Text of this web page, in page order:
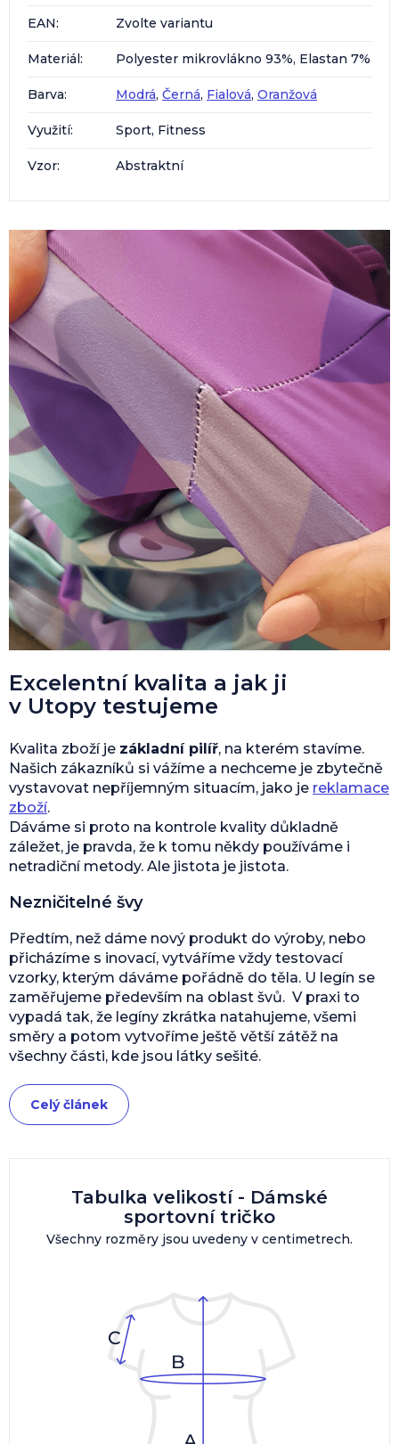
EAN: Zvolte variantu
Materiál: Polyester mikrovlákno 93%, Elastan 7%
Barva: Modrá, Černá, Fialová, Oranžová
Využití: Sport, Fitness
Vzor: Abstraktní
Tabulka velikostí - Dámské
sportovní tričko
Všechny rozměry jsou uvedeny v centimetrech.
Excelentní kvalita a jak ji
v Utopy testujeme
Kvalita zboží je základní pilíř, na kterém stavíme.
Našich zákazníků si vážíme a nechceme je zbytečně
vystavovat nepříjemným situacím, jako je reklamace
zboží.
Dáváme si proto na kontrole kvality důkladně
záležet, je pravda, že k tomu někdy používáme i
netradiční metody. Ale jistota je jistota.
Nezničitelné švy
Předtím, než dáme nový produkt do výroby, nebo
přicházíme s inovací, vytváříme vždy testovací
vzorky, kterým dáváme pořádně do těla. U legín se
zaměřujeme především na oblast švů. V praxi to
vypadá tak, že legíny zkrátka natahujeme, všemi
směry a potom vytvoříme ještě větší zátěž na
všechny části, kde jsou látky sešité.
Celý článek